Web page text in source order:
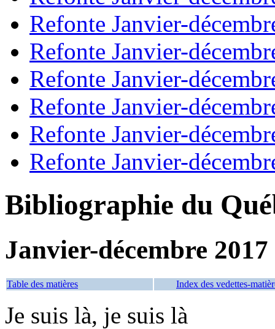
Refonte Janvier-
Refonte Janvier-
Refonte Janvier-
Refonte Janvier-
Refonte Janvier-
Refonte Janvier-
Bibliographie du
Janvier-décembre 2017
Table des matières Index des vedettes-
Je suis là, je suis là